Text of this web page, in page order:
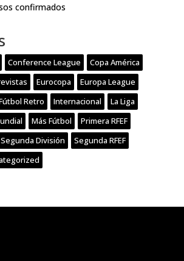
confirmados
Conference League
Copa América
Eurocopa
Europa League
Retro Internacional
La Liga
Más Fútbol
Primera RFEF
Segunda División
Segunda RFEF